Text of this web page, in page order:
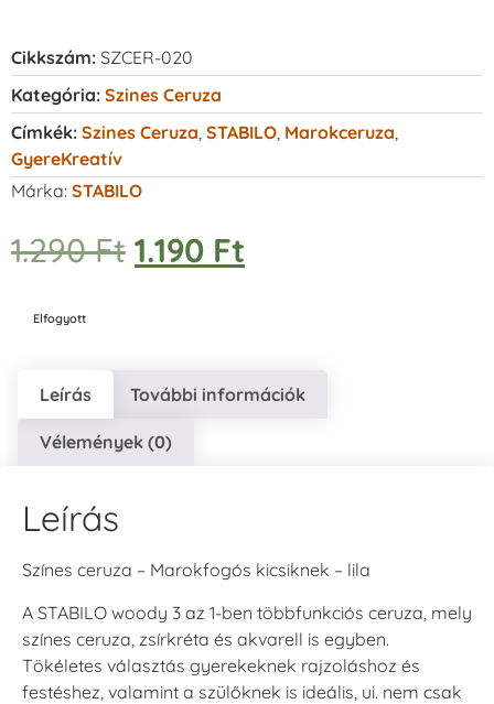
Cikkszám: SZCER-020
Kategória: Szines Ceruza
Címkék: Szines Ceruza STABILO Marokceruza
GyereKreatív
Márka: STABILO
1.290Ft 1.190 Ft
Elfogyott
Leírás További információk
Vélemények (0)
Leírás
Színes ceruza – Marokfogós kicsiknek – lila
A STABILO woody 3 az 1-ben többfunkciós ceruza, mely
színes ceruza, zsírkréta és akvarell is egyben.
Tökéletes választás gyerekeknek rajzoláshoz és
festéshez, valamint a szülőknek is ideális, ui. nem csak